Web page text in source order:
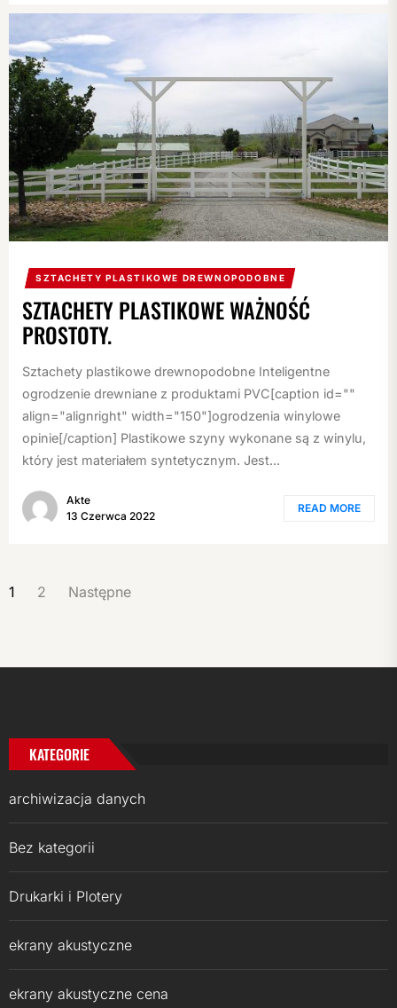
SZTACHETY PLASTIKOWE DREWNOPODOBNE
SZTACHETY PLASTIKOWE WAŻNOŚĆ
PROSTOTY.
Sztachety plastikowe drewnopodobne Inteligentne
ogrodzenie drewniane z produktami PVC[caption id=""
align="alignright" width="150"]ogrodzenia winylowe
opinie[/caption] Plastikowe szyny wykonane są z winylu,
który jest materiałem syntetycznym. Jest...
Akte
13 Czerwca 2022
READ MORE
STRONICOWANIE
1 2 Następne
KATEGORIE
archiwizacja danych
Bez kategorii
Drukarki i Plotery
ekrany akustyczne
ekrany akustyczne cena